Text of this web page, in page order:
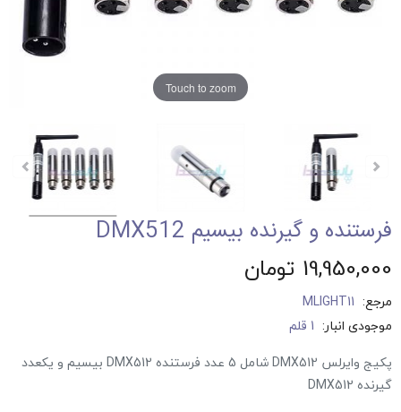
Touch to zoom
فرستنده و گیرنده بیسیم DMX512
19,950,000 تومان
مرجع: MLIGHT11
موجودی انبار: 1 قلم
پکیج وایرلس DMX512 شامل 5 عدد فرستنده DMX512 بیسیم و یکعدد
گیرنده DMX512